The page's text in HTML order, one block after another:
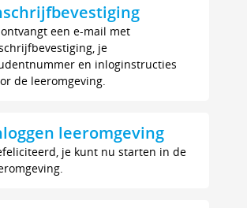
ontvangt een e-mail met
je
en inloginstructies
de leeromgeving.
leeromgeving
je kunt nu starten in de